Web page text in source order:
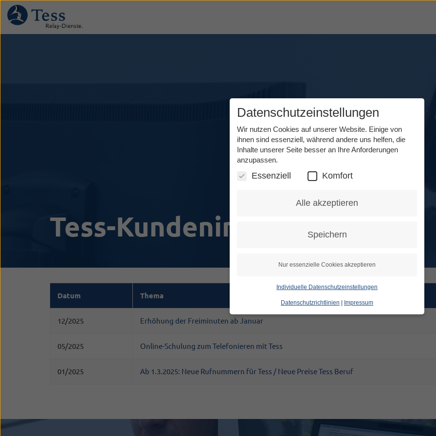
Direkt
zum
Inhalt
Tess-Kundeninfos
Datum Thema
12/2025 Erhöhung der Freiminuten ab Januar
05/2025 Online-Schulung zum Telefonieren mit Tess
01/2025 Ab 1.3.2025: Neue Rufnummern für Tess / Neue Preise Tess Beruf
Datenschutzeinstellungen
Wir nutzen Cookies auf unserer Website. Einige von
ihnen sind essenziell, während andere uns helfen, die
Inhalte unserer Seite besser an Ihre Anforderungen
anzupassen.
Essenziell Komfort
Alle akzeptieren
Speichern
Nur essenzielle Cookies akzeptieren
Individuelle Datenschutzeinstellungen
Datenschutzrichtlinien Impressum